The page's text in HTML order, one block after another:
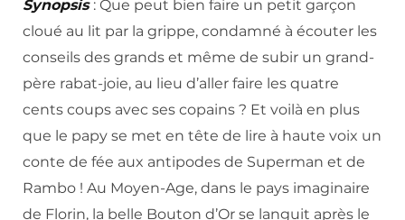
Synopsis : Que peut bien faire un petit garçon
cloué au lit par la grippe, condamné à écouter les
conseils des grands et même de subir un grand-
père rabat-joie, au lieu d’aller faire les quatre
cents coups avec ses copains ? Et voilà en plus
que le papy se met en tête de lire à haute voix un
conte de fée aux antipodes de Superman et de
Rambo ! Au Moyen-Age, dans le pays imaginaire
de Florin, la belle Bouton d’Or se languit après le